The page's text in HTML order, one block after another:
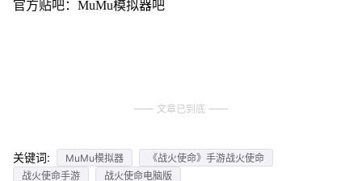
官方贴吧：MuMu模拟器吧
文章已到底
关键词: MuMu模拟器
《战火使命》手游战火使命
战火使命手游
战火使命电脑版